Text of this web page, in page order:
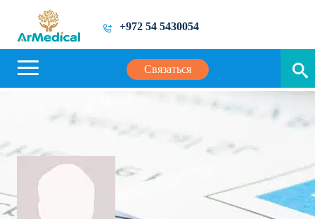
+972 54 5430054
Связаться